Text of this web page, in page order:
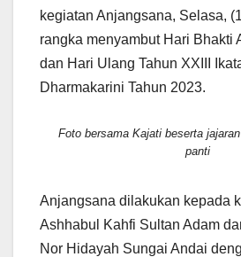
kegiatan Anjangsana, Selasa,
rangka menyambut Hari Bhakti
dan Hari Ulang Tahun XXIII
Dharmakarini Tahun 2023.
Foto bersama Kajati beserta
panti
Anjangsana dilakukan kepada
Ashhabul Kahfi Sultan Adam
Nor Hidayah Sungai Andai